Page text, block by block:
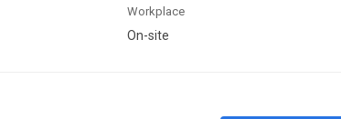
Workplace
On-site